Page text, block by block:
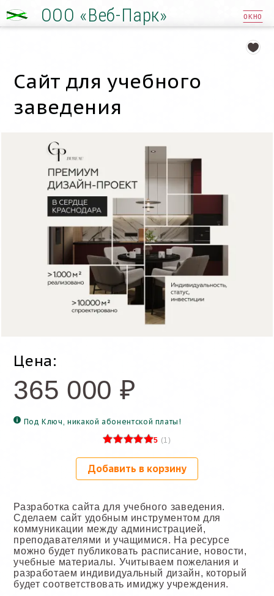
ООО «Веб-Парк» ОКНО
Сайт для учебного
заведения
Цена:
365 000 ₽
Под Ключ, никакой абонентской платы!
5 (1)
Разработка сайта для учебного заведения.
Сделаем сайт удобным инструментом для
коммуникации между администрацией,
преподавателями и учащимися. На ресурсе
можно будет публиковать расписание, новости,
учебные материалы. Учитываем пожелания и
разработаем индивидуальный дизайн, который
будет соответствовать имиджу учреждения.
Добавить в корзину